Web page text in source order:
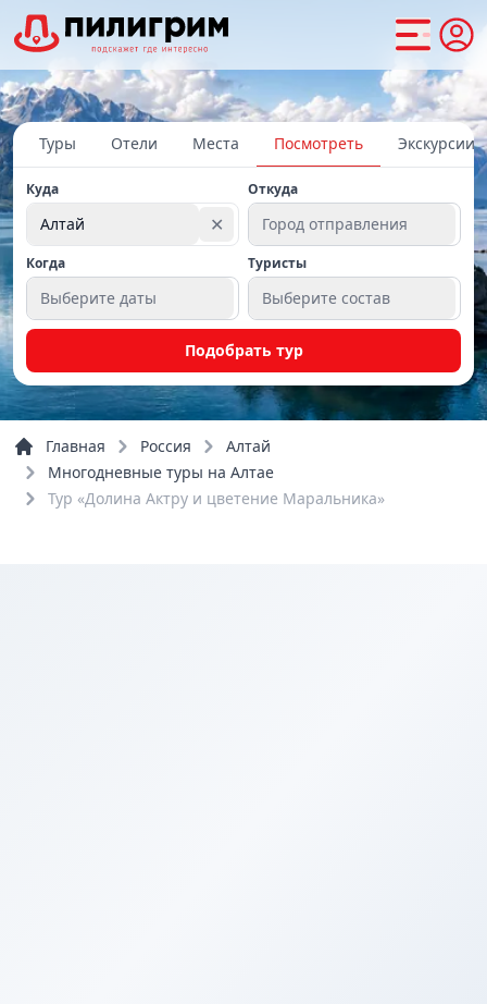
Туры Отели Места Посмотреть Экскурсии
Куда
Алтай ✕
Откуда
Город отправления
Когда
Выберите даты
Туристы
Выберите состав
Подобрать тур
Главная Россия
Алтай
Многодневные туры на Алтае
Тур «Долина Актру и цветение Маральника»